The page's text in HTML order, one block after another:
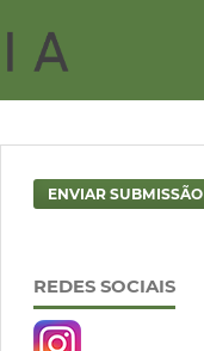
ENVIAR SUBMISSÃO
REDES SOCIAIS